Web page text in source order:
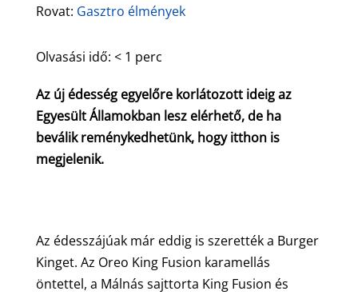
Rovat: Gasztro élmények
Olvasási idő: < 1 perc
Az új édesség egyelőre korlátozott ideig az
Egyesült Államokban lesz elérhető, de ha
beválik reménykedhetünk, hogy itthon is
megjelenik.
Az édesszájúak már eddig is szerették a Burger
Kinget. Az Oreo King Fusion karamellás
öntettel, a Málnás sajttorta King Fusion és